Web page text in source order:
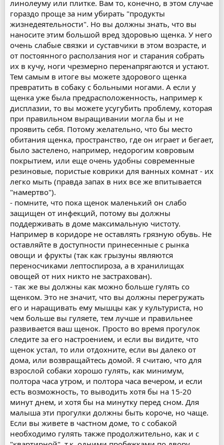
линолеуму или плитке. Вам то, конечно, в этом случае
гораздо проще за ним убирать "продукты
жизнедеятельности". Но вы должны знать, что вы
наносите этим большой вред здоровью щенка. У него
очень слабые связки и суставчики в этом возрасте, и
от постоянного расползания ног и старания собрать
их в кучу, ноги чрезмерно перенапрягаются и устают.
Тем самым в итоге вы можете здорового щенка
превратить в собаку с больными ногами. А если у
щенка уже была предрасположенность, например к
дисплазии, то вы можете усугубить проблему, которая
при правильном выращивании могла бы и не
проявить себя. Потому желательно, что бы место
обитания щенка, пространство, где он играет и бегает,
было застелено, например, недорогим ковровым
покрытием, или еще очень удобны современные
резиновые, пористые коврики для ванных комнат - их
легко мыть (правда запах в них все же впитывается
"намертво").
- помните, что пока щенок маленький он слабо
защищен от инфекций, потому вы должны
поддерживать в доме максимальную чистоту.
Например в коридоре не оставлять грязную обувь. Не
оставляйте в доступности принесенные с рынка
овощи и фрукты (так как грызуны являются
переносчиками лептоспироза, а в хранилищах
овощей от них никто не застрахован).
- так же вы должны как можно больше гулять со
щенком. Это не значит, что вы должны перегружать
его и наращивать ему мышцы как у культуриста, но
чем больше вы гуляете, тем лучше и правильнее
развивается ваш щенок. Просто во время прогулок
следите за его настроением, и если вы видите, что
щенок устал, то или отдохните, если вы далеко от
дома, или возвращайтесь домой. Я считаю, что для
взрослой собаки хорошо гулять, как минимум,
полтора часа утром, и полтора часа вечером, и если
есть возможность, то выводить хотя бы на 15-20
минут днем, и хотя бы на минутку перед сном. Для
малыша эти прогулки должны быть короче, но чаще.
Если вы живете в частном доме, то с собакой
необходимо гулять также продолжительно, как и с